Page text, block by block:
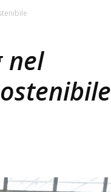
nel